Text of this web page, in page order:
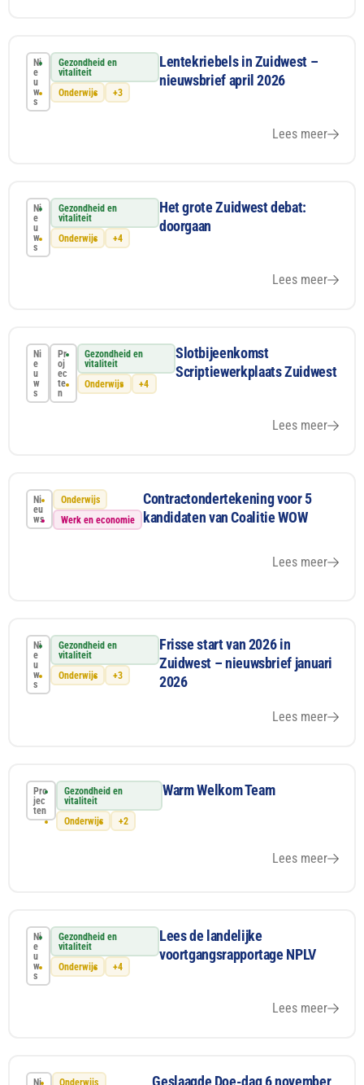
Ni
e
u
w
s
Gezondheid en
vitaliteit
Onderwijs
+3
Lentekriebels in Zuidwest –
nieuwsbrief april 2026
Lees meer
Ni
e
u
w
s
Gezondheid en
vitaliteit
Onderwijs
+4
Het grote Zuidwest debat:
doorgaan
Lees meer
Ni
e
u
w
s
Pr
oj
ec
te
n
Gezondheid en
vitaliteit
Onderwijs
+4
Slotbijeenkomst
Scriptiewerkplaats Zuidwest
Lees meer
Ni
eu
ws
Onderwijs
Werk en economie
Contractondertekening voor 5
kandidaten van Coalitie WOW
Lees meer
Ni
e
u
w
s
Gezondheid en
vitaliteit
Onderwijs
+3
Frisse start van 2026 in
Zuidwest – nieuwsbrief januari
2026
Lees meer
Pro
jec
ten
Gezondheid en
vitaliteit
Onderwijs
+2
Warm Welkom Team
Lees meer
Ni
e
u
w
s
Gezondheid en
vitaliteit
Onderwijs
+4
Lees de landelijke
voortgangsrapportage NPLV
Lees meer
Ni Onderwijs Geslaagde Doe-dag 6 november